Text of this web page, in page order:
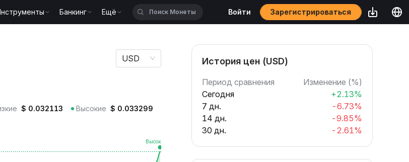
Банкинг Ещё Войти Зарегистрироваться
USD
$ 0.032113 Высокие $ 0.033299
История цен (USD)
Период сравнения
Изменение (%)
Сегодня
+2.13%
7 дн.
-6.73%
14 дн.
-9.85%
30 дн.
-2.61%